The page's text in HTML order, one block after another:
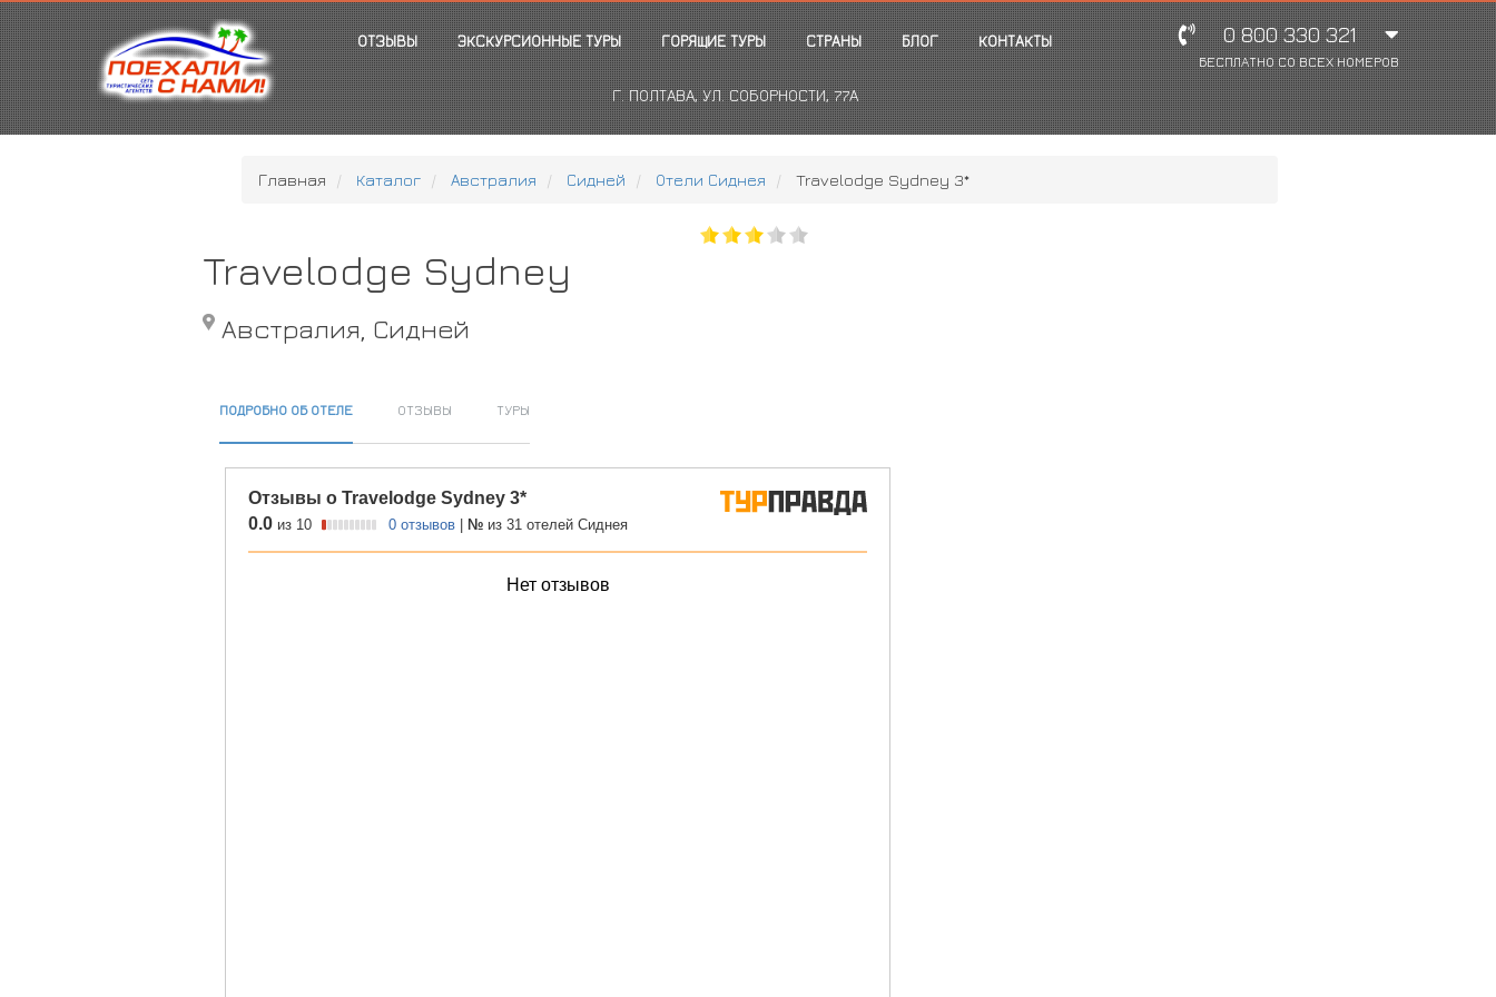
ОТЗЫВЫ ЭКСКУРСИОННЫЕ ТУРЫ ГОРЯЩИЕ ТУРЫ СТРАНЫ БЛОГ КОНТАКТЫ
Г. ПОЛТАВА, УЛ. СОБОРНОСТИ, 77А
0 800 330 321
БЕСПЛАТНО СО ВСЕХ НОМЕРОВ
Главная Каталог Австралия Сидней Отели Сиднея Travelodge Sydney 3*
Travelodge Sydney
Австралия, Сидней
ПОДРОБНО ОБ ОТЕЛЕ ОТЗЫВЫ ТУРЫ